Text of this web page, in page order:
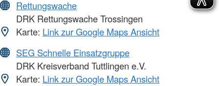
Rettungswache
DRK Rettungswache Trossingen
Karte: Link zur Google Maps Ansicht
SEG Schnelle Einsatzgruppe
DRK Kreisverband Tuttlingen e.V.
Karte: Link zur Google Maps Ansicht